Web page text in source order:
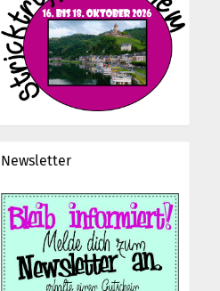
Newsletter